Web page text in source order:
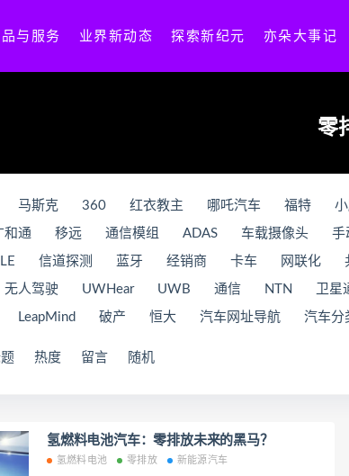
与服务 业界新动态 探索新纪元 亦朵大事记
零
马斯克 360 红衣教主 哪吒汽车 福特
和通 移远 通信模组 ADAS 车载摄像头 手
信道探测 蓝牙 经销商 卡车 网联化
无人驾驶 UWHear UWB 通信 NTN 卫星
LeapMind 破产 恒大 汽车网址导航 汽车分
热度 留言 随机
氢燃料电池汽车：零排放未来的黑马？
氢燃料电池 零排放 新能源汽车